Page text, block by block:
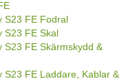
S23 FE Fodral
S23 FE Skal
S23 FE Skärmskydd &
S23 FE Laddare, Kablar &